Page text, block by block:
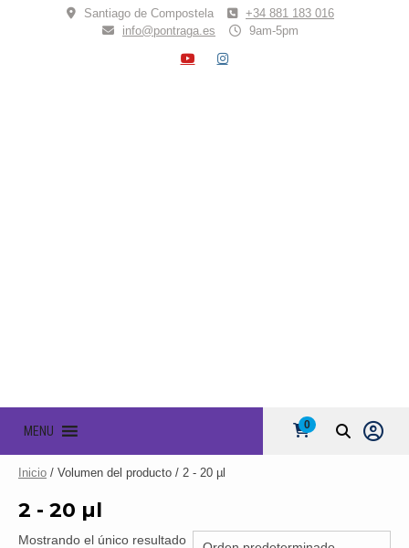
Santiago de Compostela
+34 881 183 016
info@pontraga.es
9am-5pm
YOUTUBE
INSTAGRAM
MENU 0
Inicio / Volumen del producto / 2 - 20 µl
2 - 20 µl
Mostrando el único resultado